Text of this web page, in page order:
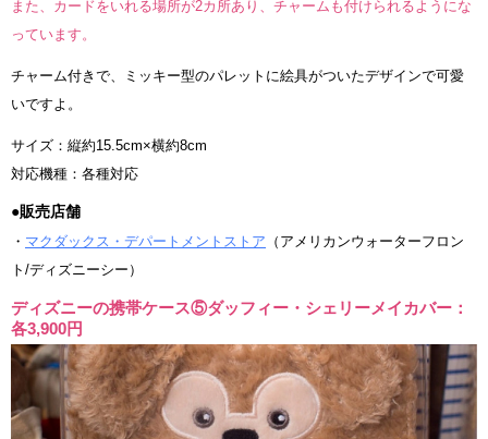
また、カードをいれる場所が2カ所あり、チャームも付けられるようにな
っています。
チャーム付きで、ミッキー型のパレットに絵具がついたデザインで可愛
いですよ。
サイズ：縦約15.5cm×横約8cm
対応機種：各種対応
●販売店舗
・ マクダックス・デパートメントストア （アメリカンウォーターフロン
ト/ディズニーシー）
ディズニーの携帯ケース⑤ダッフィー・シェリーメイカバー：
各3,900円